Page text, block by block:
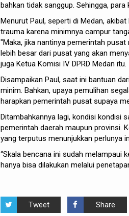
bahkan tidak sanggup. Sehingga,
Menurut Paul, seperti di Medan,
trauma karena minimnya campur
"Maka, jika nantinya pemerintah
lebih besar dari pusat yang akan
juga Ketua Komisi IV DPRD Medan itu.
Disampaikan Paul, saat ini bantuan
minim. Bahkan, upaya pemulihan
harapkan pemerintah pusat supaya
Ditambahkannya lagi, kondisi kondisi
pemerintah daerah maupun provinsi.
yang terputus menunjukkan perlunya
“Skala bencana ini sudah melampaui
hanya bisa dilakukan melalui
Tweet Share